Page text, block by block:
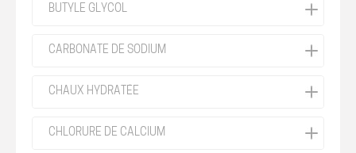
BUTYLE GLYCOL
CARBONATE DE SODIUM
CHAUX HYDRATÉE
CHLORURE DE CALCIUM